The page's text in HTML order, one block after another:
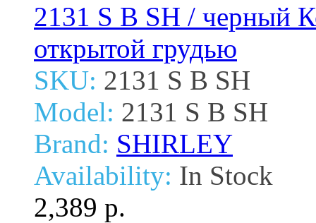
2131 S B SH / черный
открытой грудью
SKU: 2131 S B SH
Model: 2131 S B SH
Brand: SHIRLEY
Availability: In Stock
2,389 р.